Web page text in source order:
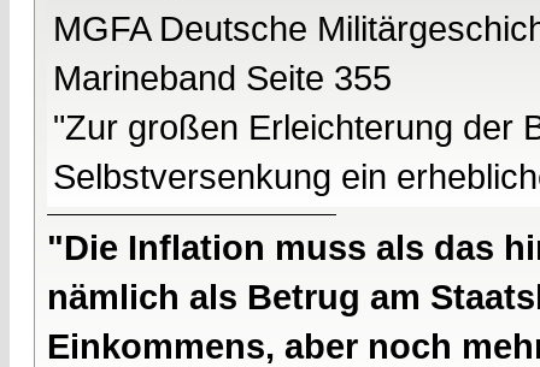
MGFA Deutsche
Marineband Seite 355
"Zur großen Erleichterung der
Selbstversenkung ein
"Die Inflation muss als das
nämlich als Betrug am
Einkommens, aber noch